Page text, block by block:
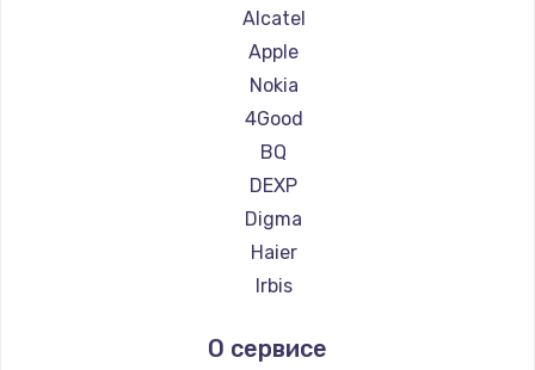
Заказать
Ремонт планшетов ZTE
Ремонт планшетов Google
Ремонт планшетов Navitel
Ремонт планшетов Teclast
Ремонт планшетов CHUWI
Alcatel
Apple
Nokia
4Good
BQ
DEXP
Digma
Haier
Irbis
Microsoft
О сервисе